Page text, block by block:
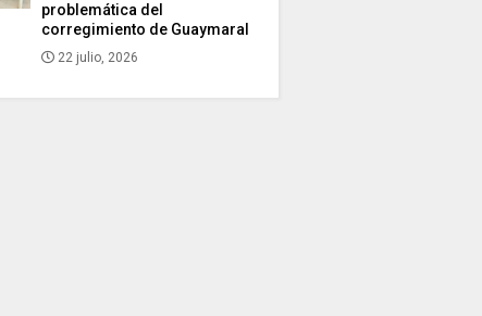
problemática del
corregimiento de Guaymaral
22 julio, 2026